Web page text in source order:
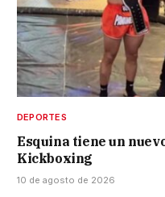
DEPORTES
Esquina tiene un
Kickboxing
10 de agosto de 2026